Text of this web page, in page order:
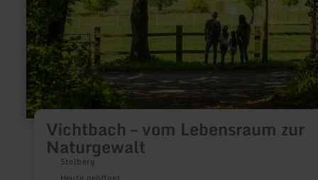
Vichtbach – vom Lebensraum zur
Naturgewalt
Stolberg